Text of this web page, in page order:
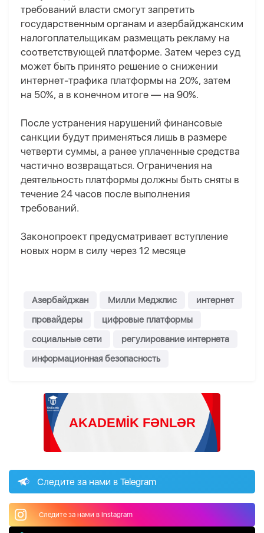
требований власти смогут запретить
государственным органам и азербайджанским
налогоплательщикам размещать рекламу на
соответствующей платформе. Затем через суд
может быть принято решение о снижении
интернет-трафика платформы на 20%, затем
на 50%, а в конечном итоге — на 90%.
После устранения нарушений финансовые
санкции будут применяться лишь в размере
четверти суммы, а ранее уплаченные средства
частично возвращаться. Ограничения на
деятельность платформы должны быть сняты в
течение 24 часов после выполнения
требований.
Законопроект предусматривает вступление
новых норм в силу через 12 месяце
Азербайджан Милли Меджлис
интернет
провайдеры
цифровые платформы
социальные сети
регулирование интернета
информационная безопасность
Следите за нами в Telegram
Следите за нами в Instagram